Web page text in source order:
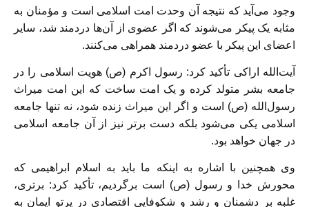
وجود می‌آید که نتیجه آن وحدت امت اسلامی است و مؤمنان به
مثابه یک پیکر می‌شوند که اگر عضوی از آن‌ها دردمند شد، سایر
اعضای این پیکر با عضو دردمند همراهی می‌کنند.
آیت‌الله اراکی تأکید کرد: رسول اکرم (ص) هویت اسلامی را در
جامعه بشر متولد کرده و یک امت ساخت که این امت میراث
رسول‌الله (ص) است و اگر این میراث زنده شود، نه تنها جامعه
اسلامی یکی می‌شود بلکه دست بر‌تر نیز از آن جامعه اسلامی
در جهان خواهد بود.
وی همچنین با اشاره به اینکه ما باید به اسلام ابراهیمی که
محورش خدا و رسول (ص) است برگردیم، تأکید کرد: برتری،
غلبه بر دشمنان و رشد و شکوفایی اقتصادی در پرتو ایمان به